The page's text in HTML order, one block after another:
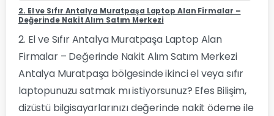
2. El ve Sıfır Antalya Muratpaşa Laptop Alan Firmalar –
Değerinde Nakit Alım Satım Merkezi
2. El ve Sıfır Antalya Muratpaşa Laptop Alan
Firmalar – Değerinde Nakit Alım Satım Merkezi
Antalya Muratpaşa bölgesinde ikinci el veya sıfır
laptopunuzu satmak mı istiyorsunuz? Efes Bilişim,
dizüstü bilgisayarlarınızı değerinde nakit ödeme ile